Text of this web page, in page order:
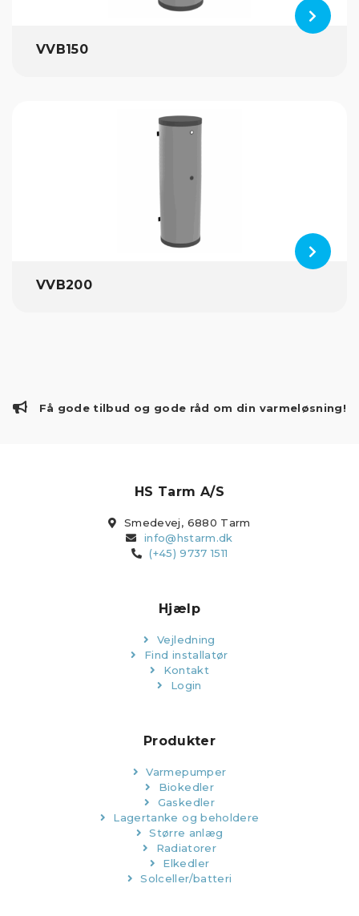
VVB150
VVB200
Få gode tilbud og gode råd om din varmeløsning!
HS Tarm A/S
Smedevej, 6880 Tarm
info@hstarm.dk
(+45) 9737 1511
Hjælp
Vejledning
Find installatør
Kontakt
Login
Produkter
Varmepumper
Biokedler
Gaskedler
Lagertanke og beholdere
Større anlæg
Radiatorer
Elkedler
Solceller/batteri